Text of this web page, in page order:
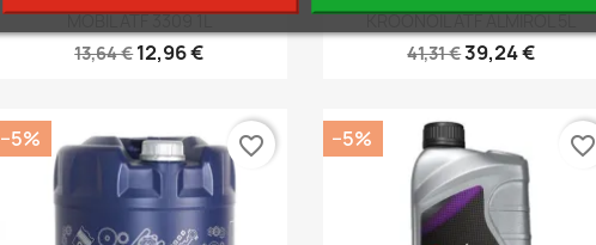
Kiirvaade
MOBIL ATF 3309 1L
13,64 €12,96 €
Kiirvaade
KROONOIL ATF ALMIROL 5L
41,31 €39,24 €
−5% favorite_border −5% favorite_border